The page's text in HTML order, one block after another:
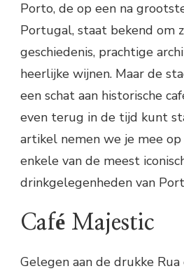
Porto, de op een na
Portugal, staat bekend om
geschiedenis, prachtige
heerlijke wijnen. Maar de
een schat aan historische
even terug in de tijd kunt
artikel nemen we je mee
enkele van de meest
drinkgelegenheden van
Café Majestic
Gelegen aan de drukke Rua